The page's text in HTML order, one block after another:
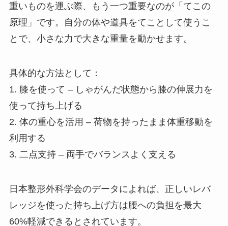
重いものを運ぶ際、もう一つ重要なのが「てこの
原理」です。自分の体や道具をてことして使うこ
とで、小さな力で大きな重量を動かせます。
具体的な方法として：
1. 膝を使って – しゃがんだ状態から膝の伸展力を
使って持ち上げる
2. 体の重心を活用 – 荷物を持ったまま体重移動を
利用する
3. 二点支持 – 両手でバランスよく支える
日本整形外科学会のデータによれば、正しいレバ
レッジを使った持ち上げ方は腰への負担を最大
60%軽減できるとされています。